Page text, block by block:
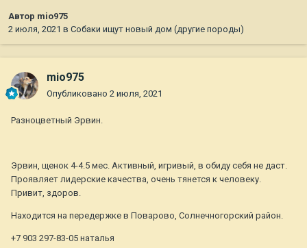
Автор mio975
2 июля, 2021 в Собаки ищут новый дом (другие породы)
mio975
Опубликовано 2 июля, 2021
Разноцветный Эрвин.
Эрвин, щенок 4-4.5 мес. Активный, игривый, в обиду себя не даст.
Проявляет лидерские качества, очень тянется к человеку.
Привит, здоров.
Находится на передержке в Поварово, Солнечногорский район.
+7 903 297-83-05 наталья